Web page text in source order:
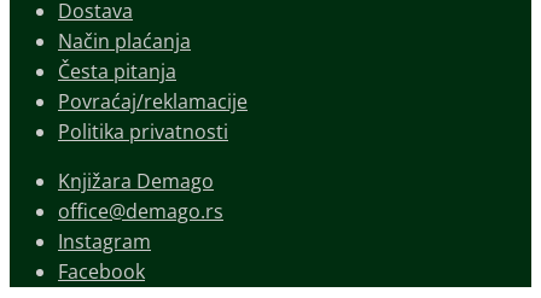
Dostava
Način plaćanja
Česta pitanja
Povraćaj/reklamacije
Politika privatnosti
Knjižara Demago
office@demago.rs
Instagram
Facebook